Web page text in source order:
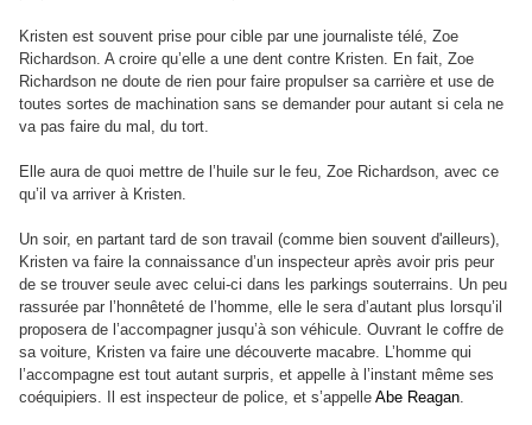
Kristen est souvent prise pour cible par une journaliste télé, Zoe
Richardson. A croire qu’elle a une dent contre Kristen. En fait, Zoe
Richardson ne doute de rien pour faire propulser sa carrière et use de
toutes sortes de machination sans se demander pour autant si cela ne
va pas faire du mal, du tort.
Elle aura de quoi mettre de l’huile sur le feu, Zoe Richardson, avec ce
qu’il va arriver à Kristen.
Un soir, en partant tard de son travail (comme bien souvent d'ailleurs),
Kristen va faire la connaissance d’un inspecteur après avoir pris peur
de se trouver seule avec celui-ci dans les parkings souterrains. Un peu
rassurée par l’honnêteté de l’homme, elle le sera d’autant plus lorsqu’il
proposera de l’accompagner jusqu’à son véhicule. Ouvrant le coffre de
sa voiture, Kristen va faire une découverte macabre. L’homme qui
l’accompagne est tout autant surpris, et appelle à l’instant même ses
coéquipiers. Il est inspecteur de police, et s’appelle Abe Reagan.